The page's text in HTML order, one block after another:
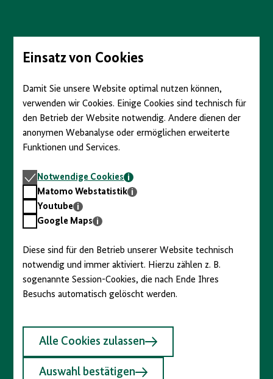
Seiteninhalt
springenEinsatz von Cookies
Damit Sie unsere Website optimal nutzen können,
verwenden wir Cookies. Einige Cookies sind technisch für
den Betrieb der Website notwendig. Andere dienen der
anonymen Webanalyse oder ermöglichen erweiterte
Funktionen und Services.
Notwendige
Cookies
Notwendige Cookies
Matomo
Webstatistik
Matomo Webstatistik
Youtube
Youtube
GoogleGoogle Maps
Diese sind für den Betrieb unserer Website technisch
notwendig und immer aktiviert. Hierzu zählen z. B.
sogenannte Session-Cookies, die nach Ende Ihres
Besuchs automatisch gelöscht werden.
Alle Cookies zulassen
Auswahl bestätigen